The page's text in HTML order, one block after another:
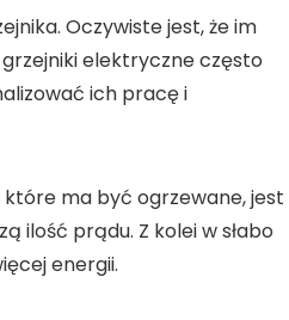
. Oczywiste jest, że im
grzejniki elektryczne często
ich pracę i
które ma być ogrzewane, jest
ilość prądu. Z kolei w słabo
energii.